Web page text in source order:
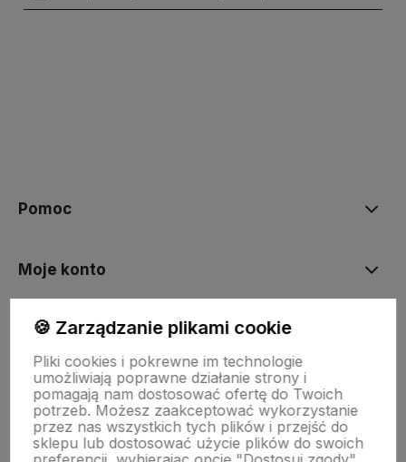
Pomoc
Moje konto
Płatności i dostawa
O nas
🍪 Zarządzanie plikami cookie
Pliki cookies i pokrewne im technologie
umożliwiają poprawne działanie strony i
pomagają nam dostosować ofertę do Twoich
potrzeb. Możesz zaakceptować wykorzystanie
przez nas wszystkich tych plików i przejść do
sklepu lub dostosować użycie plików do swoich